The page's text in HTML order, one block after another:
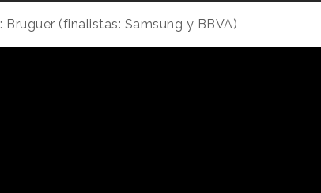
: Bruguer (finalistas: Samsung y BBVA)